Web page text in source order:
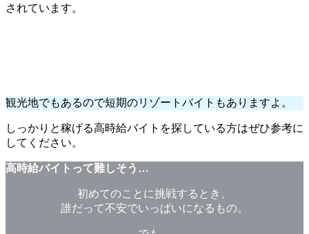
されています。
観光地でもあるので短期のリゾートバイトもありますよ。
しっかりと稼げる高時給バイトを探している方はぜひ参考に
してください。
高時給バイトって難しそう…
初めてのことに挑戦するとき、
誰だって不安でいっぱいになるもの。